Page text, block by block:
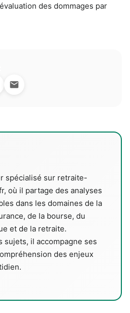
des dommages par
spécialisé sur retraite-
où il partage des analyses
dans les domaines de la
de la bourse, du
et de la retraite.
sujets, il accompagne ses
des enjeux